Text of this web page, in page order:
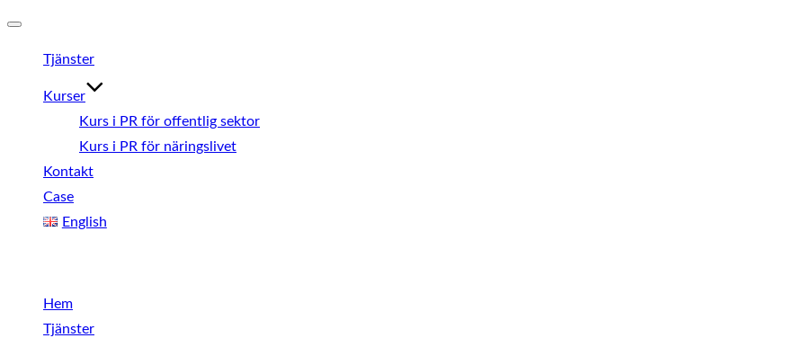
på/avTjänster
Kurser
Kurs i PR för offentlig sektor
Kurs i PR för näringslivet
Kontakt
Case
English
Hem
Tjänster